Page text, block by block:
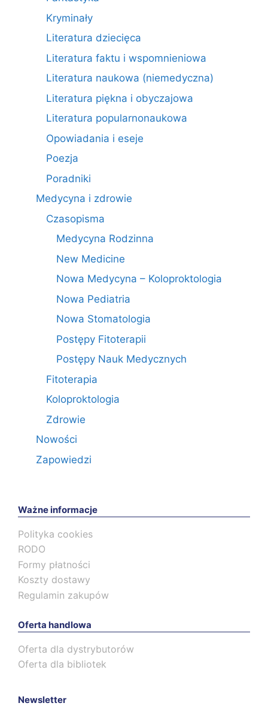
Kryminały
Literatura dziecięca
Literatura faktu i wspomnieniowa
Literatura naukowa (niemedyczna)
Literatura piękna i obyczajowa
Literatura popularnonaukowa
Opowiadania i eseje
Poezja
Poradniki
Medycyna i zdrowie
Czasopisma
Medycyna Rodzinna
New Medicine
Nowa Medycyna – Koloproktologia
Nowa Pediatria
Nowa Stomatologia
Postępy Fitoterapii
Postępy Nauk Medycznych
Fitoterapia
Koloproktologia
Zdrowie
Nowości
Zapowiedzi
Ważne informacje
Polityka cookies
RODO
Formy płatności
Koszty dostawy
Regulamin zakupów
Oferta handlowa
Oferta dla dystrybutorów
Oferta dla bibliotek
Newsletter